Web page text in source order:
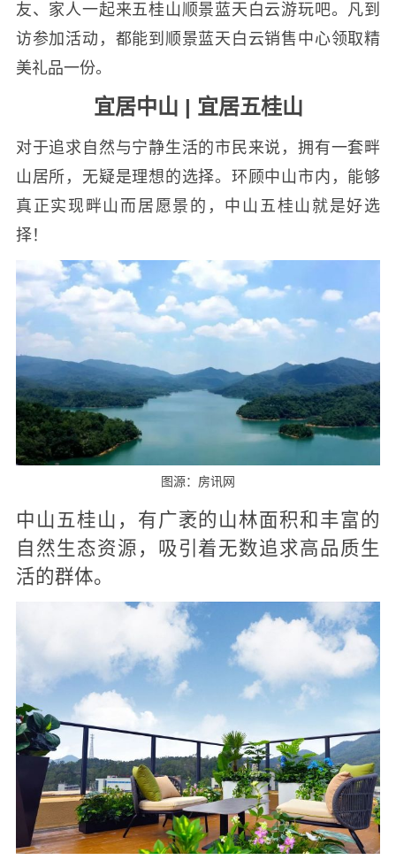
友、家人一起来五桂山顺景蓝天白云游玩吧。凡到
访参加活动，都能到顺景蓝天白云销售中心领取精
美礼品一份。
宜居中山 | 宜居五桂山
对于追求自然与宁静生活的市民来说，拥有一套畔
山居所，无疑是理想的选择。环顾中山市内，能够
真正实现畔山而居愿景的，中山五桂山就是好选
择！
图源：房讯网
中山五桂山，有广袤的山林面积和丰富的
自然生态资源，吸引着无数追求高品质生
活的群体。